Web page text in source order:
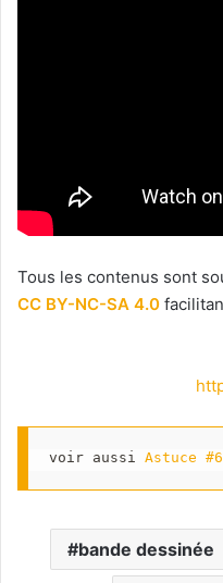
Tous les contenus sont
CC BY-NC-SA 4.0
voir aussi Astuce
bande dessinée